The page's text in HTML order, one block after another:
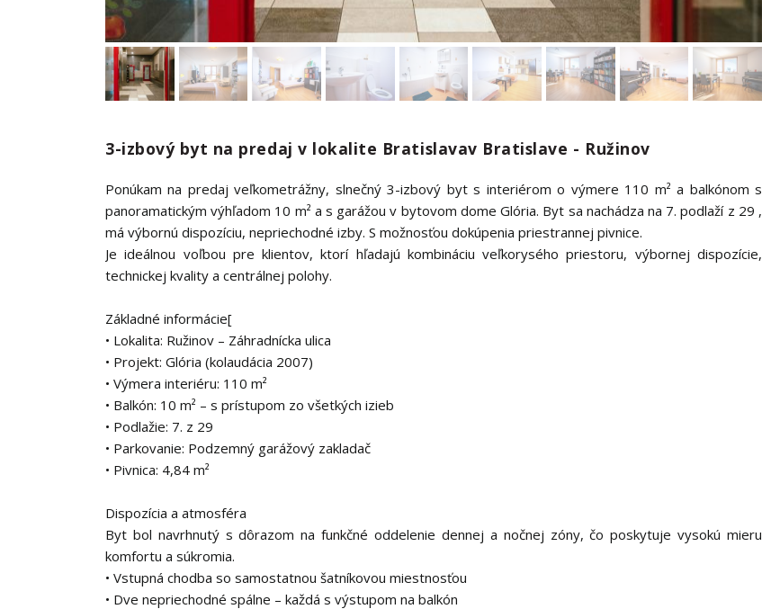
3-izbový byt na predaj v lokalite Bratislavav Bratislave - Ružinov
Ponúkam na predaj veľkometrážny, slnečný 3-izbový byt s interiérom o výmere 110 m² a balkónom s
panoramatickým výhľadom 10 m² a s garážou v bytovom dome Glória. Byt sa nachádza na 7. podlaží z 29 ,
má výbornú dispozíciu, nepriechodné izby. S možnosťou dokúpenia priestrannej pivnice.
Je ideálnou voľbou pre klientov, ktorí hľadajú kombináciu veľkorysého priestoru, výbornej dispozície,
technickej kvality a centrálnej polohy.
Základné informácie[
• Lokalita: Ružinov – Záhradnícka ulica
• Projekt: Glória (kolaudácia 2007)
• Výmera interiéru: 110 m²
• Balkón: 10 m² – s prístupom zo všetkých izieb
• Podlažie: 7. z 29
• Parkovanie: Podzemný garážový zakladač
• Pivnica: 4,84 m²
Dispozícia a atmosféra
Byt bol navrhnutý s dôrazom na funkčné oddelenie dennej a nočnej zóny, čo poskytuje vysokú mieru
komfortu a súkromia.
• Vstupná chodba so samostatnou šatníkovou miestnosťou
• Dve nepriechodné spálne – každá s výstupom na balkón